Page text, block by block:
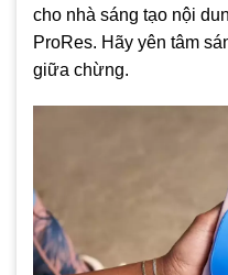
cho nhà sáng tạo nội
ProRes. Hãy yên tâm
giữa chừng.